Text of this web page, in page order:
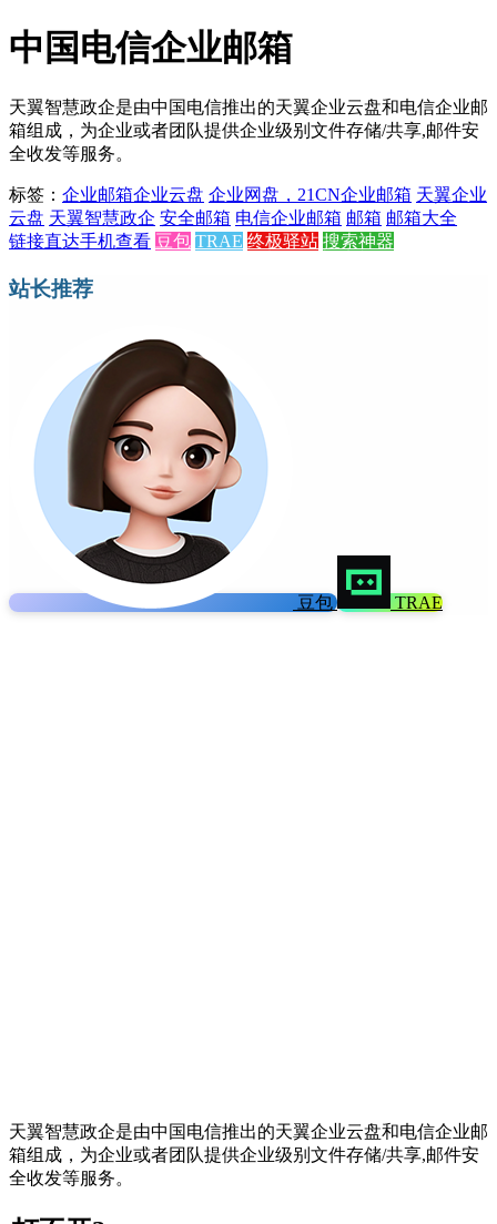
中国电信企业邮箱
天翼智慧政企是由中国电信推出的天翼企业云盘和电信企业邮
箱组成，为企业或者团队提供企业级别文件存储/共享,邮件安
全收发等服务。
标签： 企业邮箱企业云盘 企业网盘，21CN企业邮箱 天翼企业
云盘 天翼智慧政企 安全邮箱 电信企业邮箱 邮箱 邮箱大全
链接直达手机查看 豆包 TRAE 终极驿站 搜索神器
站长推荐
豆包 TRAE
天翼智慧政企是由中国电信推出的天翼企业云盘和电信企业邮
箱组成，为企业或者团队提供企业级别文件存储/共享,邮件安
全收发等服务。